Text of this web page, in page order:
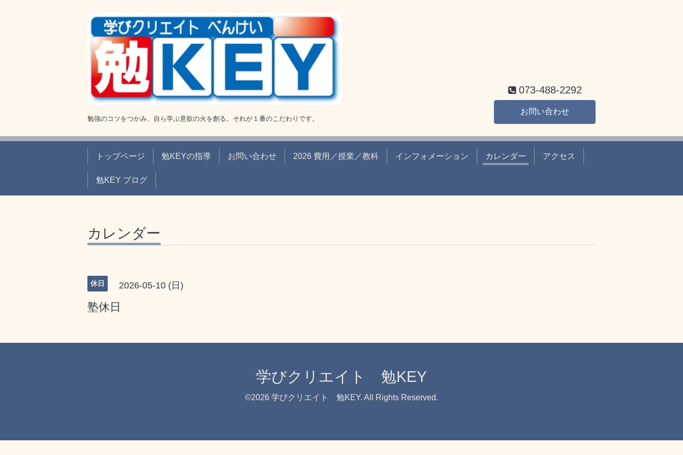
勉強のコツをつかみ、自ら学ぶ意欲の火を創る。それが１番のこだわりです。
073-488-2292
お問い合わせ
トップページ 勉KEYの指導 お問い合わせ 2026 費用／授業／教科 インフォメーション カレンダー アクセス
勉KEY ブログ
カレンダー
休日 2026-05-10 (日)
塾休日
学びクリエイト 勉KEY
©2026 学びクリエイト 勉KEY. All Rights Reserved.